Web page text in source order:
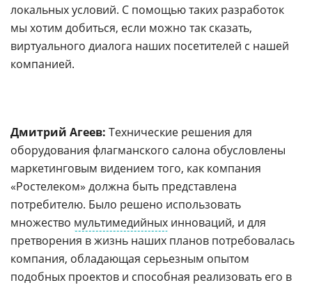
локальных условий. С помощью таких разработок
мы хотим добиться, если можно так сказать,
виртуального диалога наших посетителей с нашей
компанией.
Дмитрий Агеев: Технические решения для
оборудования флагманского салона обусловлены
маркетинговым видением того, как компания
«Ростелеком» должна быть представлена
потребителю. Было решено использовать
множество мультимедийных инноваций, и для
претворения в жизнь наших планов потребовалась
компания, обладающая серьезным опытом
подобных проектов и способная реализовать его в